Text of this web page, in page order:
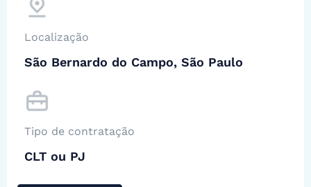
Localização
São Bernardo do Campo, São Paulo
Tipo de contratação
CLT ou PJ